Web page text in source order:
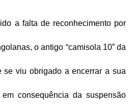
a falta de reconhecimento por
o antigo “camisola 10” da
se viu obrigado a encerrar a sua
consequência da suspensão